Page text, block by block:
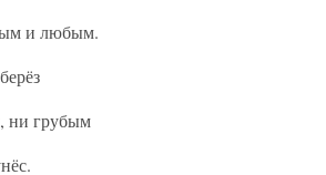
и любым.
ни грубым